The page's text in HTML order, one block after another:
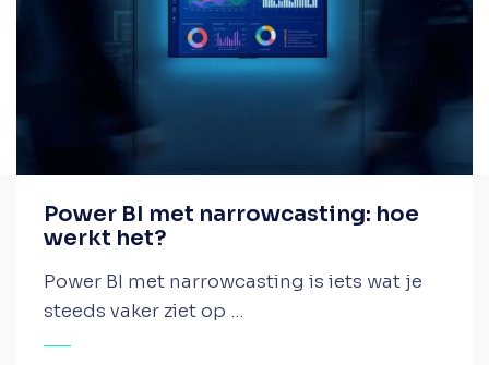
Power BI met narrowcasting: hoe
werkt het?
Power BI met narrowcasting is iets wat je
steeds vaker ziet op ...